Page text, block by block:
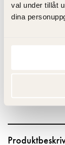
val under tillåt
dina
Artikelnummer: